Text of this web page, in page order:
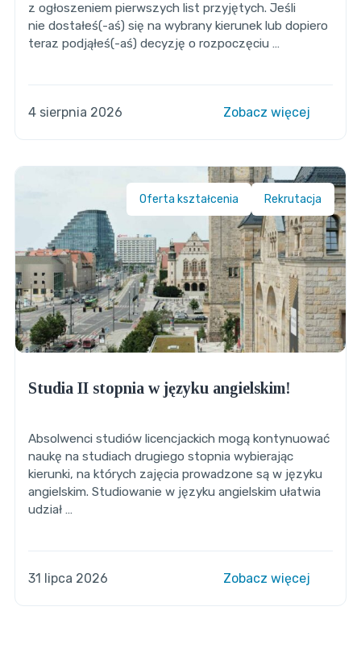
z ogłoszeniem pierwszych list przyjętych. Jeśli
nie dostałeś(-aś) się na wybrany kierunek lub dopiero
teraz podjąłeś(-aś) decyzję o rozpoczęciu …
4 sierpnia 2026 Zobacz więcej
Oferta kształcenia Rekrutacja
Studia II stopnia w języku angielskim!
Absolwenci studiów licencjackich mogą kontynuować
naukę na studiach drugiego stopnia wybierając
kierunki, na których zajęcia prowadzone są w języku
angielskim. Studiowanie w języku angielskim ułatwia
udział …
31 lipca 2026 Zobacz więcej